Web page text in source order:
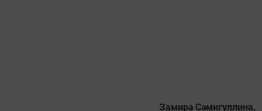
Замирә Сәмигуллина.